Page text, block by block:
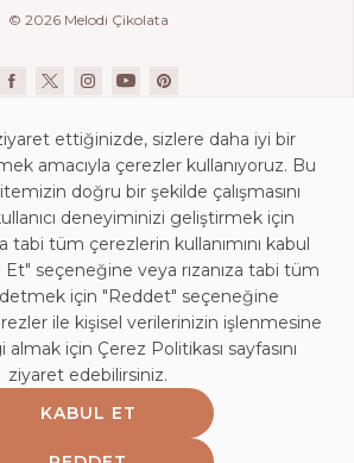
© 2026 Melodi Çikolata
İletişim Bilgileri
KVKK Aydınlatma Beyanı
Mağaza Aydınlatma Beyanı
Veri Saklama ve İmha Politikası
Çerez Politikası
Bilgi Toplumu Hizmetleri
Bayi Girişi
ettiğinizde, sizlere daha iyi bir
amacıyla çerezler kullanıyoruz. Bu
doğru bir şekilde çalışmasını
deneyiminizi geliştirmek için
tabi tüm çerezlerin kullanımını kabul
seçeneğine veya rızanıza tabi tüm
için "Reddet" seçeneğine
ile kişisel verilerinizin işlenmesine
almak için Çerez Politikası sayfasını
ziyaret edebilirsiniz.
KABUL ET